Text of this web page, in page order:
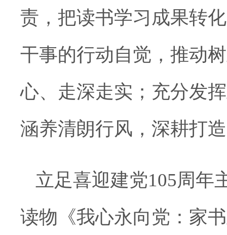
责，把读书学习成果转
干事的行动自觉，推动
心、走深走实；充分发
涵养清朗行风，深耕打造
立足喜迎建党105周年
读物《我心永向党：家